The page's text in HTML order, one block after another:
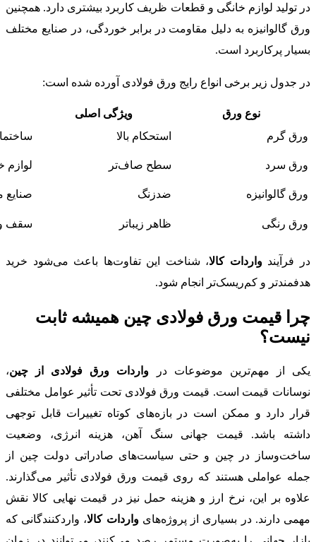
در تولید لوازم خانگی و قطعات ظریف کاربرد بیشتری دارد. همچنین
ورق گالوانیزه به دلیل مقاومت در برابر خوردگی، در صنایع مختلف
بسیار پرکاربرد است.
در جدول زیر برخی انواع رایج ورق فولادی آورده شده است:
نوع ورق
ویژگی اصلی
ورق گرم
استحکام بالا
ورق سرد سطح صاف‌تر لوازم
ورق گالوانیزه ضدزنگ
ورق رنگی ظاهر زیباتر سقف و
در فرآیندواردات کالا، شناخت این تفاوت‌ها باعث می‌شود خرید
هدفمندتر و کم‌ریسک‌تر انجام شود.
چرا قیمت ورق فولادی چین همیشه ثابت
نیست؟
یکی از مهم‌ترین موضوعات در واردات ورق فولادی از چین،
نوسانات قیمت است. قیمت ورق فولادی تحت تأثیر عوامل مختلفی
قرار دارد و ممکن است در بازه‌های کوتاه تغییرات قابل توجهی
داشته باشد. قیمت جهانی سنگ آهن، هزینه انرژی، وضعیت
ساخت‌وساز در چین و حتی سیاست‌های صادراتی دولت چین از
جمله عواملی هستند که روی قیمت ورق فولادی تأثیر می‌گذارند.
علاوه بر این، نرخ ارز و هزینه حمل نیز در قیمت نهایی کالا نقش
مهمی دارند. در بسیاری از پروژه‌هایواردات کالا، واردکنندگانی که